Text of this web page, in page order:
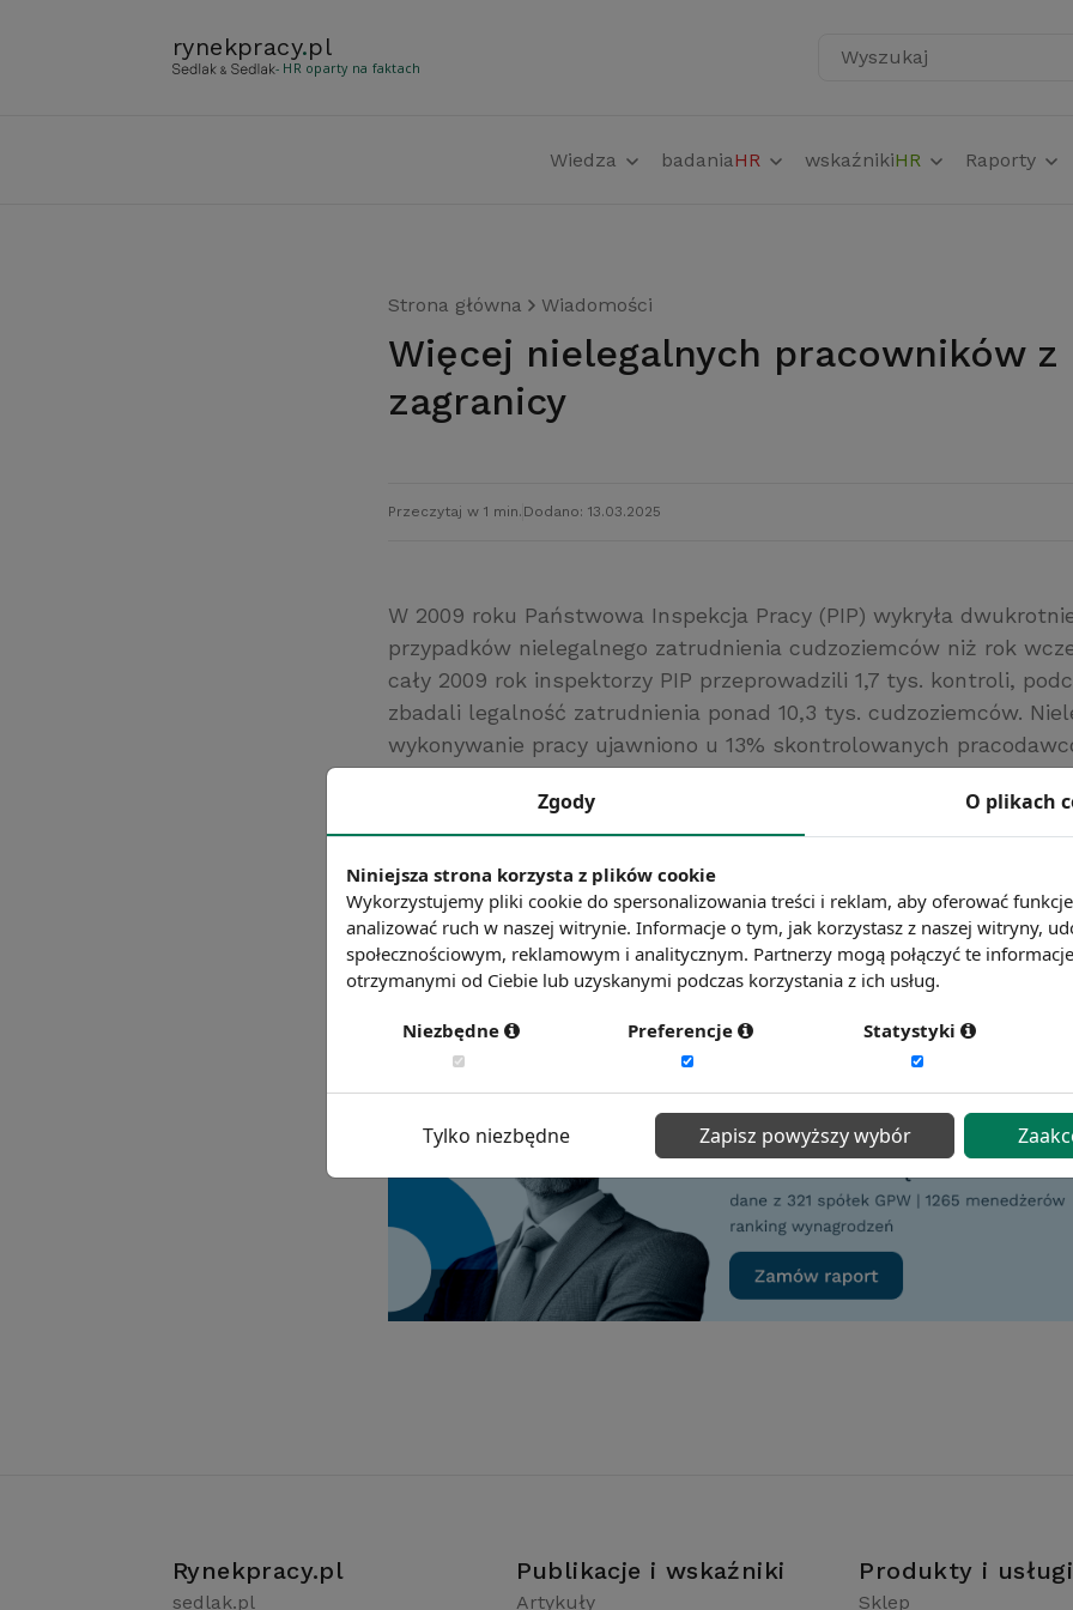
rynekpracy.pl
- HR oparty na faktach Wyszukaj
Wiedza badaniaHR wskaźnikiHR Raporty
Strona główna Wiadomości
Więcej nielegalnych pracowników z
zagranicy
Przeczytaj w 1 min. Dodano: 13.03.2025
W 2009 roku Państwowa Inspekcja Pracy (PIP) wykryła
przypadków nielegalnego zatrudnienia cudzoziemców niż rok
cały 2009 rok inspektorzy PIP przeprowadzili 1,7 tys. kontroli,
zbadali legalność zatrudnienia ponad 10,3 tys. cudzoziemców.
wykonywanie pracy ujawniono u 13% skontrolowanych
wykonywanie pracy na innym stanowisku niż określone w
niezgodną z przepisami wykonywali najczęściej obywatele
dalekowschodnich, zwłaszcza Chin i Wietnamu.
Źródło: pip.gov.pl
Chcesz wiedzieć więcej? Zobacz więcej wiadomości
Rynekpracy.pl
sedlak.pl
Publikacje i wskaźniki
Artykuły
Produkty i usługi
Sklep
Zgody O plikach
Niniejsza strona korzysta z plików cookie
Wykorzystujemy pliki cookie do spersonalizowania treści i reklam, aby oferować funkcje
analizować ruch w naszej witrynie. Informacje o tym, jak korzystasz z naszej witryny,
społecznościowym, reklamowym i analitycznym. Partnerzy mogą połączyć te
otrzymanymi od Ciebie lub uzyskanymi podczas korzystania z ich usług.
Niezbędne Preferencje Statystyki
Tylko niezbędne Zapisz powyższy wybór